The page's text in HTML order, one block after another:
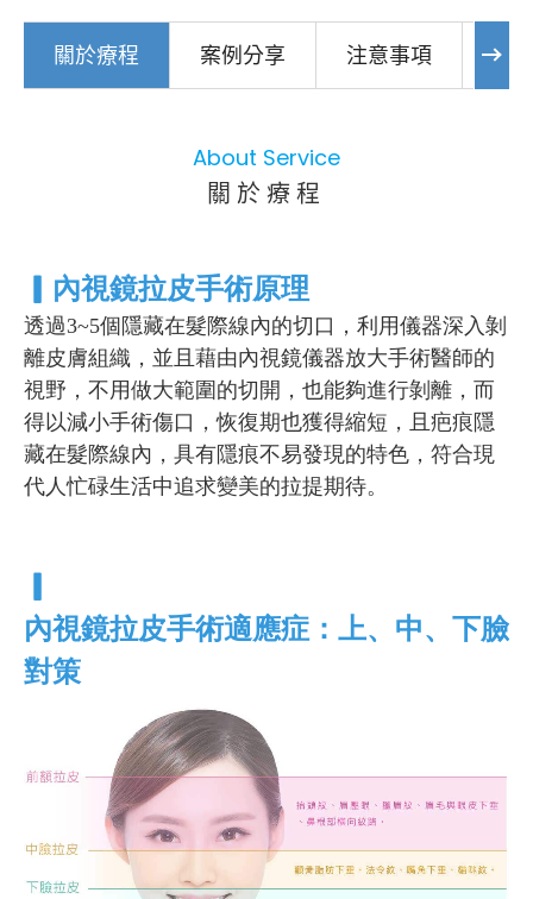
關於療程 案例分享 注意事項 常
About Service
關於療程
內視鏡拉皮手術原理
透過3~5個隱藏在髮際線內的切口，利用儀器深入剝
離皮膚組織，並且藉由內視鏡儀器放大手術醫師的
視野，不用做大範圍的切開，也能夠進行剝離，而
得以減小手術傷口，恢復期也獲得縮短，且疤痕隱
藏在髮際線內，具有隱痕不易發現的特色，符合現
代人忙碌生活中追求變美的拉提期待。
內視鏡拉皮手術適應症：上、中、下臉
對策